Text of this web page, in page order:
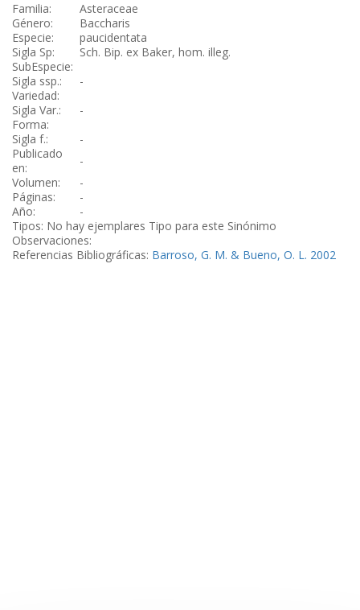
Familia:
Asteraceae
Género:
Baccharis
Especie:
paucidentata
Sigla Sp:
Sch. Bip. ex Baker, hom. illeg.
SubEspecie:
Sigla ssp.:
-
Variedad:
Sigla Var.:
-
Forma:
Sigla f.:
-
Publicado
en:
-
Volumen:
-
Páginas:
-
Año:
-
Tipos: No hay ejemplares Tipo para este Sinónimo
Observaciones:
Referencias Bibliográficas: Barroso, G. M. & Bueno, O. L. 2002